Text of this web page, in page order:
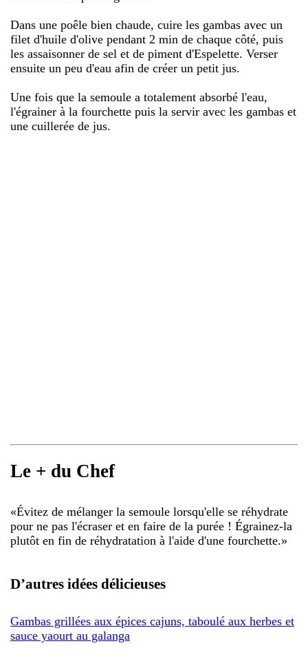
Dans une poêle bien chaude, cuire les gambas avec un
filet d'huile d'olive pendant 2 min de chaque côté, puis
les assaisonner de sel et de piment d'Espelette. Verser
ensuite un peu d'eau afin de créer un petit jus.
Une fois que la semoule a totalement absorbé l'eau,
l'égrainer à la fourchette puis la servir avec les gambas et
une cuillerée de jus.
Le + du Chef
«Évitez de mélanger la semoule lorsqu'elle se réhydrate
pour ne pas l'écraser et en faire de la purée ! Égrainez-la
plutôt en fin de réhydratation à l'aide d'une fourchette.»
D’autres idées délicieuses
Gambas grillées aux épices cajuns, taboulé aux herbes et
sauce yaourt au galanga